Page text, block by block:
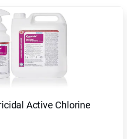
Active Chlorine